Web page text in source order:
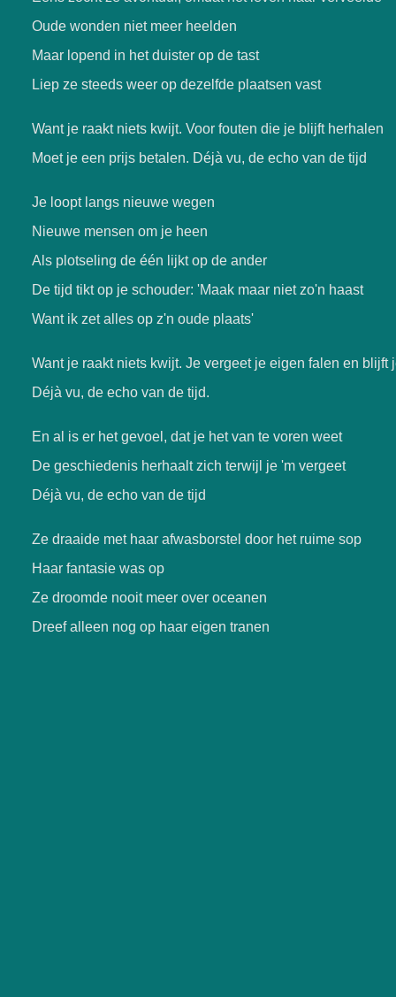
Oude wonden niet meer heelden
Maar lopend in het duister op de tast
Liep ze steeds weer op dezelfde plaatsen vast
Want je raakt niets kwijt. Voor fouten die je blijft herhalen
Moet je een prijs betalen. Déjà vu, de echo van de tijd
Je loopt langs nieuwe wegen
Nieuwe mensen om je heen
Als plotseling de één lijkt op de ander
De tijd tikt op je schouder: 'Maak maar niet zo'n haast
Want ik zet alles op z'n oude plaats'
Want je raakt niets kwijt. Je vergeet je eigen falen en blijft
Déjà vu, de echo van de tijd.
En al is er het gevoel, dat je het van te voren weet
De geschiedenis herhaalt zich terwijl je 'm vergeet
Déjà vu, de echo van de tijd
Ze draaide met haar afwasborstel door het ruime sop
Haar fantasie was op
Ze droomde nooit meer over oceanen
Dreef alleen nog op haar eigen tranen